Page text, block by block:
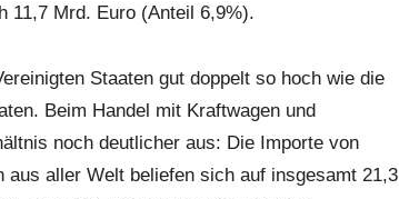
11,7 Mrd. Euro (Anteil 6,9%).
Staaten gut doppelt so hoch wie die
Beim Handel mit Kraftwagen und
noch deutlicher aus: Die Importe von
aus aller Welt beliefen sich auf insgesamt 21,3